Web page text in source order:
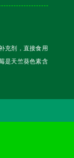
充剂，直接食用
是天竺葵色素含